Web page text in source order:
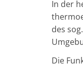
In der
des
Die